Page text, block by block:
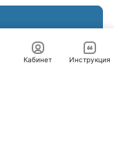
Кабинет Инструкция